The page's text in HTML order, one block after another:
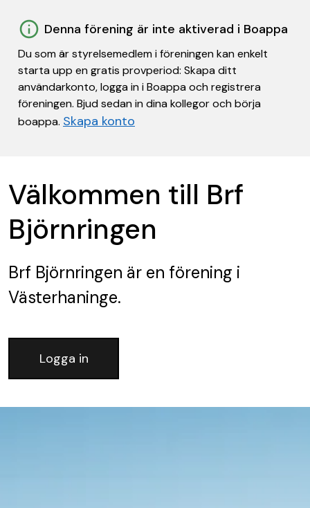
Denna förening är inte aktiverad i Boappa
Du som är styrelsemedlem i föreningen kan enkelt
starta upp en gratis provperiod: Skapa ditt
användarkonto, logga in i Boappa och registrera
föreningen. Bjud sedan in dina kollegor och börja
boappa. Skapa konto
Välkommen till Brf
Björnringen
Brf Björnringen är en förening i
Västerhaninge.
Logga in